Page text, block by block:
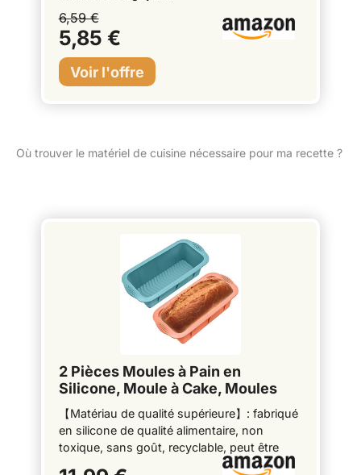
6,59 €
5,85 €
Où trouver le matériel de cuisine nécessaire pour ma recette ?
2 Pièces Moules à Pain en
Silicone, Moule à Cake, Moules
Rectangulaire Antiadhésif pour
Gateaux Pâtisserie Cuisson
Bricolage Pâtisserie Gâteau Pain
Cuisson - 25 x 13,2 x 7 cm
【Matériau de qualité supérieure】: fabriqué
en silicone de qualité alimentaire, non
toxique, sans goût, recyclable, peut être
directement en contact avec les aliments,